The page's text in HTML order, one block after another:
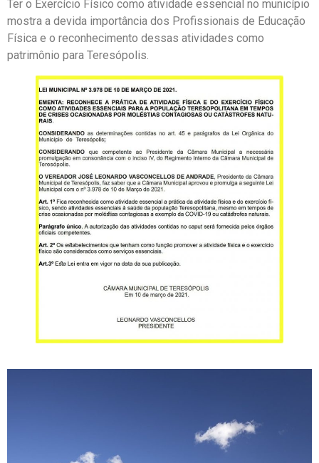
Ter o Exercício Físico como atividade essencial no município
mostra a devida importância dos Profissionais de Educação
Física e o reconhecimento dessas atividades como
patrimônio para Teresópolis.